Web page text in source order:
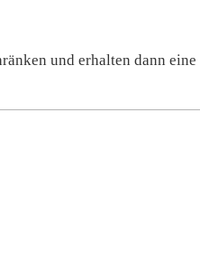
und erhalten dann eine